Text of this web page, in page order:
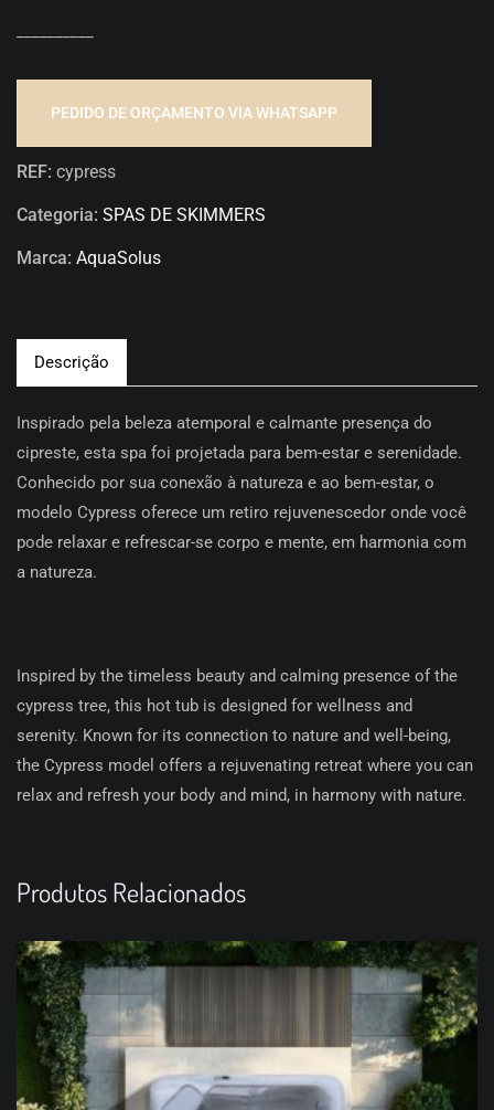
PEDIDO DE ORÇAMENTO VIA WHATSAPP
REF: cypress
Categoria: SPAS DE SKIMMERS
Marca: AquaSolus
Descrição
Inspirado pela beleza atemporal e calmante presença do
cipreste, esta spa foi projetada para bem-estar e serenidade.
Conhecido por sua conexão à natureza e ao bem-estar, o
modelo Cypress oferece um retiro rejuvenescedor onde você
pode relaxar e refrescar-se corpo e mente, em harmonia com
a natureza.
Inspired by the timeless beauty and calming presence of the
cypress tree, this hot tub is designed for wellness and
serenity. Known for its connection to nature and well-being,
the Cypress model offers a rejuvenating retreat where you can
relax and refresh your body and mind, in harmony with nature.
Produtos Relacionados